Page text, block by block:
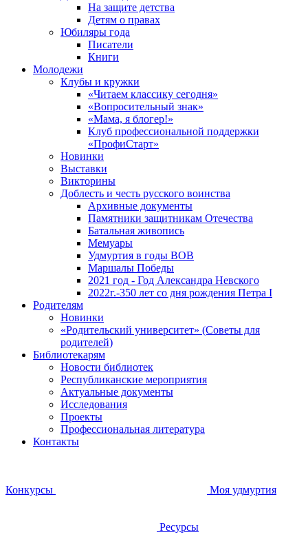
На защите детства
Детям о правах
Юбиляры года
Писатели
Книги
Молодежи
Клубы и кружки
«Читаем классику сегодня»
«Вопросительный знак»
«Мама, я блогер!»
Клуб профессиональной поддержки
«ПрофиСтарт»
Новинки
Выставки
Викторины
Доблесть и честь русского воинства
Архивные документы
Памятники защитникам Отечества
Батальная живопись
Мемуары
Удмуртия в годы ВОВ
Маршалы Победы
2021 год - Год Александра Невского
2022г.-350 лет со дня рождения Петра I
Родителям
Новинки
«Родительский университет» (Советы для
родителей)
Библиотекарям
Новости библиотек
Республиканские мероприятия
Актуальные документы
Исследования
Проекты
Профессиональная литература
Контакты
Конкурсы Моя удмуртия
Ресурсы